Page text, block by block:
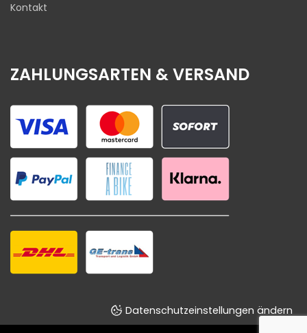
Kontakt
ZAHLUNGSARTEN & VERSAND
Datenschutzeinstellungen ändern